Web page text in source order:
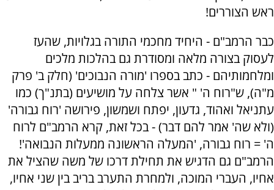
ראש הצוררים!
כבר הרמב"ם - היחיד מחכמי התורה בגלויות, שהעז
לעסוק בצורה מלאה ומסודרת גם בהלכות מלכים
ומלחמותיהם - כתב בספרו 'מורה הנבוכים' (חלק ב' פרק
מ"ה), ש"רוח ה' " אשר צלחה על מושיעים (בתנ"ך) כמו
עתניאל ואהוד, גדעון, יפתח ושמשון, פירושה 'רוח גבורה'
(ולא שה' אמר להם דבר) - בכל זאת, קרא הרמב"ם לרוח
ה' = רוח גבורה, 'המעלה הראשונה ממעלות הנבואה'!
הרמב"ם גם הדגיש את תחילת דרכו של משה שהציל את
אחיו, העברי המוכה, ולמחרת התערב בריב בין שני אחיו,